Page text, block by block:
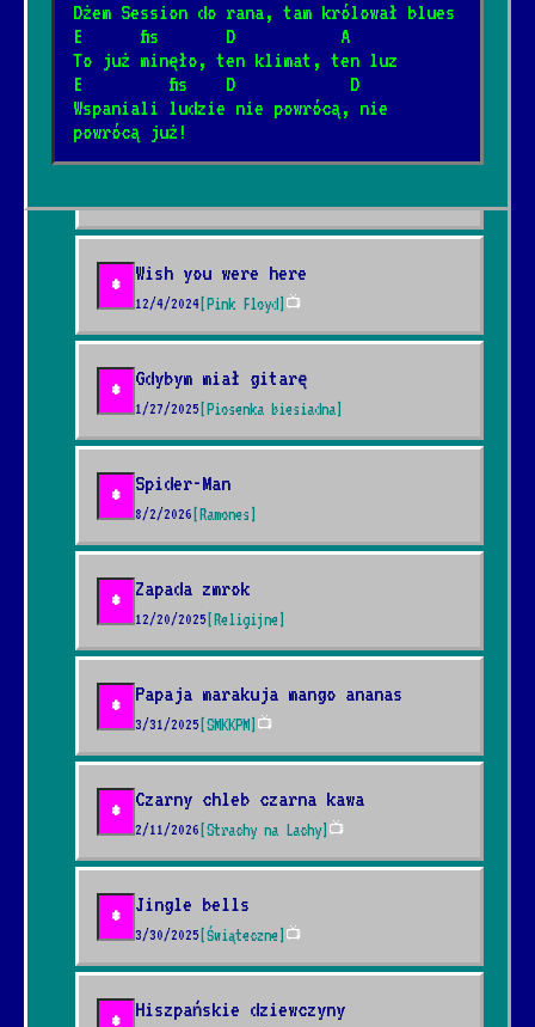
* Shine On You Crazy Diamond
5/10/2026 [Pink Floyd]
Welcome To The Machine
* Wish you were here
12/4/2024 [Pink Floyd] 📺
* Gdybym miał gitarę
1/27/2025 [Piosenka biesiadna]
* Spider-Man
8/2/2026 [Ramones]
* Zapada zmrok
12/20/2025 [Religijne]
* Papaja marakuja mango ananas
3/31/2025 [SMKKPM] 📺
* Czarny chleb czarna kawa
2/11/2026 [Strachy na Lachy] 📺
* Jingle bells
3/30/2025 [Świąteczne] 📺
* Hiszpańskie dziewczyny
Dżem Session do rana, tam królował blues
E      fis       D           A
To już minęło, ten klimat, ten luz
E         fis    D            D
Wspaniali ludzie nie powrócą, nie
powrócą już!